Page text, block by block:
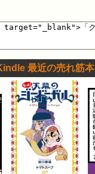
最近の売れ筋本